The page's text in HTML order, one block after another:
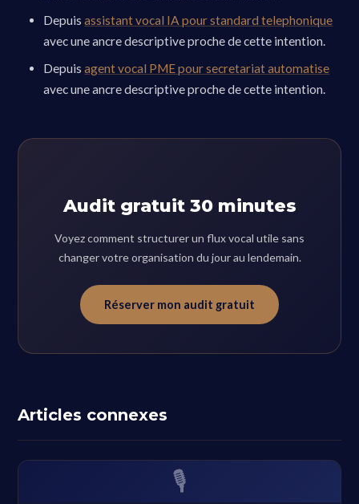
Depuisassistant vocal IA pour standard telephonique
avec une ancre descriptive proche de cette intention.
Depuisagent vocal PME pour secretariat automatise
avec une ancre descriptive proche de cette intention.
Audit gratuit 30 minutes
Voyez comment structurer un flux vocal utile sans
changer votre organisation du jour au lendemain.
Réserver mon audit gratuit
Articles connexes
🎙️